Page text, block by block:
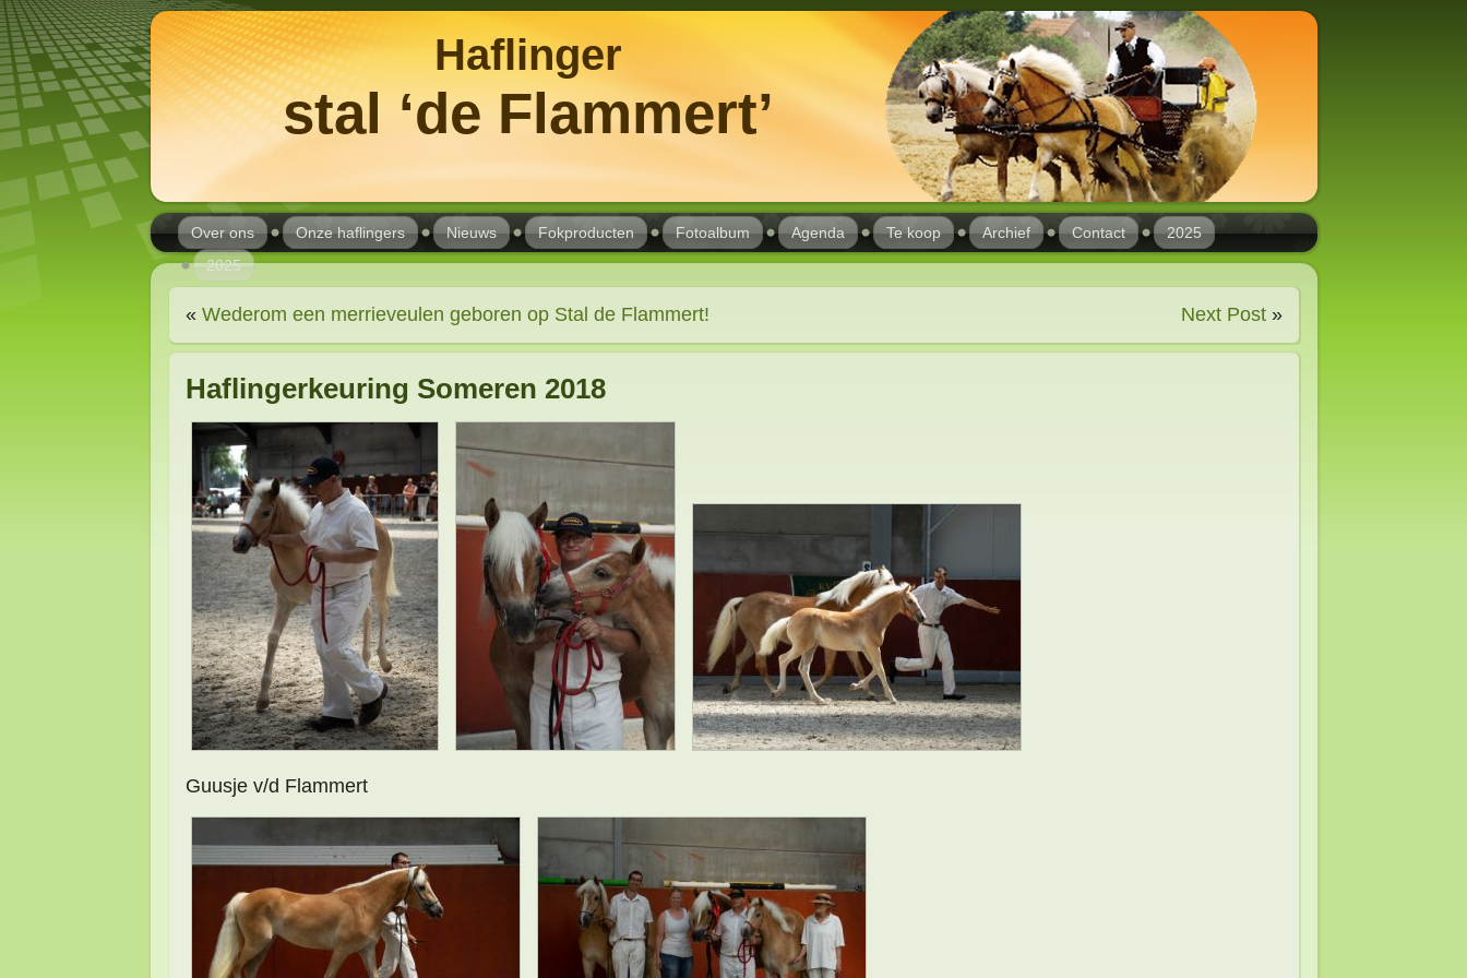
Haflinger
stal ‘de Flammert’
Over ons Onze haflingers Nieuws Fokproducten Fotoalbum Agenda Te koop Archief Contact
2025
2025
« Wederom een merrieveulen geboren op Stal de Flammert! Next Post»
Haflingerkeuring Someren 2018
Guusje v/d Flammert